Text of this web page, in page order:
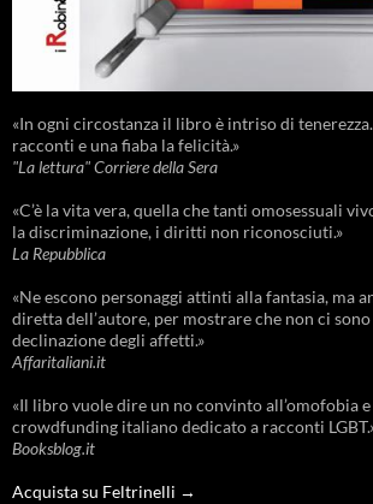
«In ogni circostanza il libro è intriso di
racconti e una fiaba la felicità.»
"La lettura" Corriere della Sera
«C’è la vita vera, quella che tanti omosessuali
la discriminazione, i diritti non riconosciuti.»
La Repubblica
«Ne escono personaggi attinti alla fantasia, ma
diretta dell’autore, per mostrare che non ci
declinazione degli affetti.»
Affaritaliani.it
«Il libro vuole dire un no convinto all’omofobia
crowdfunding italiano dedicato a racconti
Booksblog.it
Acquista su Feltrinelli →